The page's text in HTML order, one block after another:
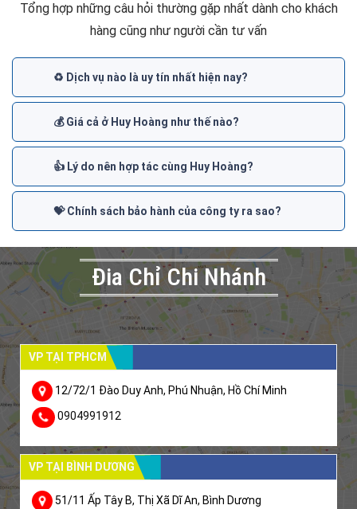
Tổng hợp những câu hỏi thường gặp nhất dành cho khách
hàng cũng như người cần tư vấn
♻️ Dịch vụ nào là uy tín nhất hiện nay?
💰 Giá cả ở Huy Hoàng như thế nào?
👍 Lý do nên hợp tác cùng Huy Hoàng?
💝 Chính sách bảo hành của công ty ra sao?
Đia Chỉ Chi Nhánh
VP TẠI TPHCM
12/72/1 Đào Duy Anh, Phú Nhuận, Hồ Chí Minh
0904991912
VP TẠI BÌNH DƯƠNG
51/11 Ấp Tây B, Thị Xã Dĩ An, Bình Dương